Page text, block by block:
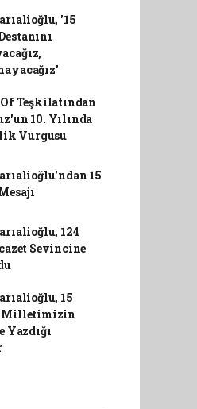
'15
Teşkilatından
10. Yılında
Vurgusu
15
124
Sevincine
15
Milletimizin